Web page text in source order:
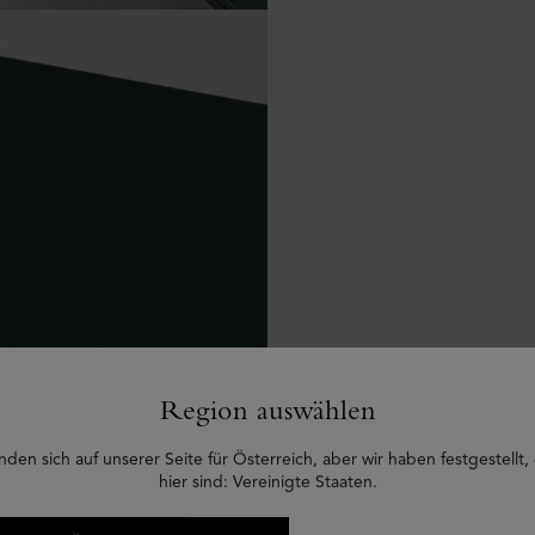
Region auswählen
sich auf unserer Seite für Österreich, aber wir haben festgestellt,
hier sind: Vereinigte Staaten.